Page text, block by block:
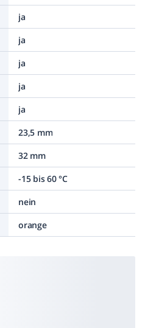
ja
ja
ja
ja
ja
23,5 mm
32 mm
-15 bis 60 °C
nein
orange